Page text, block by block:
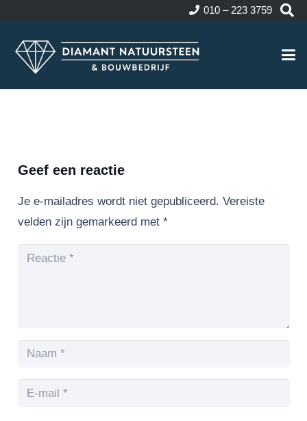
010 – 223 3759
Geef een reactie
Je e-mailadres wordt niet gepubliceerd. Vereiste
velden zijn gemarkeerd met *